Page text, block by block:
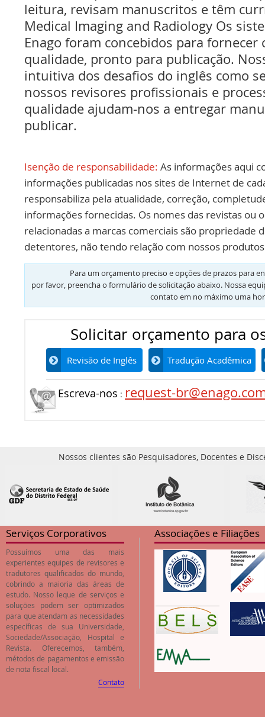
leitura, revisam manuscritos e têm
Medical Imaging and Radiology Os
Enago foram concebidos para fornecer
qualidade, pronto para publicação.
intuitiva dos desafios do inglês como
nossos revisores profissionais e
qualidade ajudam-nos a entregar
publicar.
Isenção de responsabilidade: As informações aqui
informações publicadas nos sites de Internet de
responsabiliza pela atualidade, correção,
informações fornecidas. Os nomes das revistas ou
relacionadas a marcas comerciais são propriedade
detentores, não tendo relação com nossos
Para um orçamento preciso e opções de prazos para
por favor, preencha o formulário de solicitação abaixo. Nossa
contato em no máximo uma
Solicitar orçamento para
Revisão de Inglês Tradução Acadêmica
Escreva-nos : request-
Nossos clientes são Pesquisadores, Docentes e
Serviços Corporativos
Possuímos uma das mais
experientes equipes de revisores e
tradutores qualificados do mundo,
cobrindo a maioria das áreas de
estudo. Nosso leque de serviços e
soluções podem ser optimizados
para que atendam as necessidades
específicas de sua Universidade,
Sociedade/Associação, Hospital e
Revista. Oferecemos, também,
métodos de pagamentos e emissão
de nota fiscal local.
Contato
Associações e Filiações